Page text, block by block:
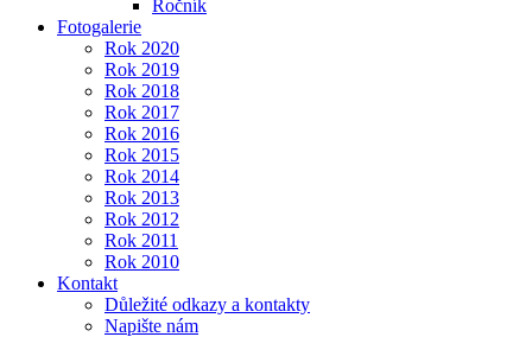
Ročník
Fotogalerie
Rok 2020
Rok 2019
Rok 2018
Rok 2017
Rok 2016
Rok 2015
Rok 2014
Rok 2013
Rok 2012
Rok 2011
Rok 2010
Kontakt
Důležité odkazy a kontakty
Napište nám